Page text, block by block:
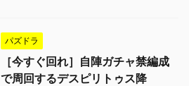
パズドラ
［今すぐ回れ］自陣ガチャ禁編成
で周回するデスピリトゥス降